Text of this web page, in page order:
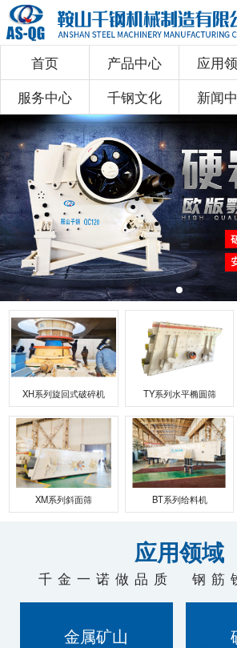
产品中心
应用领域
解决方案
服务中心
千钢文化
新闻中心
联系我们
首页 产品中心 应用
服务中心
千钢文化 新闻
XH系列旋回式破碎机
XM系列斜面筛
TY系列水平椭圆筛
BT系列给料机
应用领域
千金一诺做品质 钢筋
金属矿山